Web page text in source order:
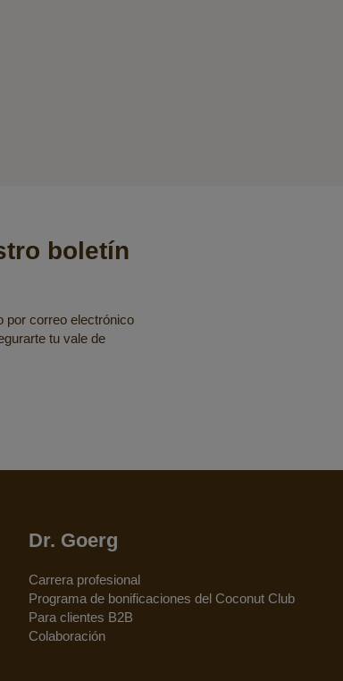
boletín
por correo electrónico
tu vale de
Dr. Goerg
Carrera profesional
Programa de bonificaciones del Coconut Club
Para clientes B2B
Colaboración